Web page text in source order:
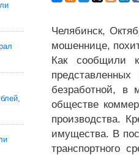
Челябинск,
мошеннице,
Как сообщили
безработной, в
обществе
производства.
имущества. В
транспортного